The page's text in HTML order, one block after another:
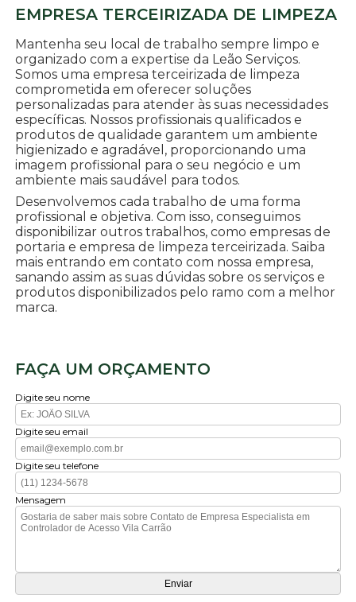
EMPRESA TERCEIRIZADA DE LIMPEZA
Mantenha seu local de trabalho sempre limpo e
organizado com a expertise da Leão Serviços.
Somos uma empresa terceirizada de limpeza
comprometida em oferecer soluções
personalizadas para atender às suas necessidades
específicas. Nossos profissionais qualificados e
produtos de qualidade garantem um ambiente
higienizado e agradável, proporcionando uma
imagem profissional para o seu negócio e um
ambiente mais saudável para todos.
Desenvolvemos cada trabalho de uma forma
profissional e objetiva. Com isso, conseguimos
disponibilizar outros trabalhos, como empresas de
portaria e empresa de limpeza terceirizada. Saiba
mais entrando em contato com nossa empresa,
sanando assim as suas dúvidas sobre os serviços e
produtos disponibilizados pelo ramo com a melhor
marca.
FAÇA UM ORÇAMENTO
Digite seu nome
Digite seu email
Digite seu telefone
Mensagem